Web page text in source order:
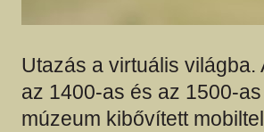
Utazás a virtuális
az 1400-as és az 1500-
múzeum kibővített